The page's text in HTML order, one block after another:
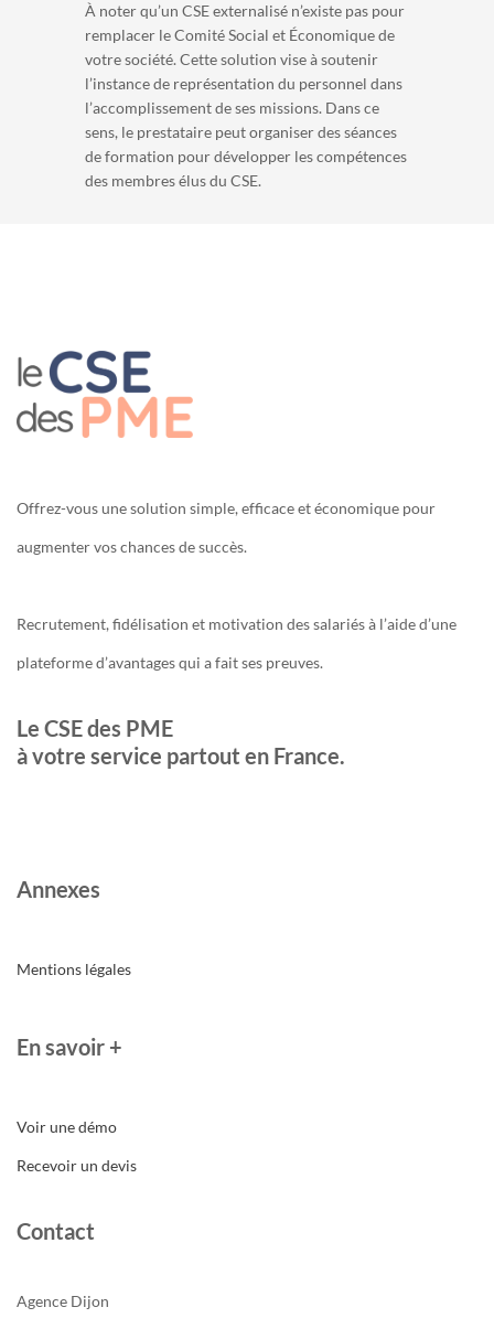
À noter qu’un CSE externalisé n’existe pas pour
remplacer le Comité Social et Économique de
votre société. Cette solution vise à soutenir
l’instance de représentation du personnel dans
l’accomplissement de ses missions. Dans ce
sens, le prestataire peut organiser des séances
de formation pour développer les compétences
des membres élus du CSE.
Offrez-vous une solution simple, efficace et économique pour
augmenter vos chances de succès.
Recrutement, fidélisation et motivation des salariés à l’aide d’une
plateforme d’avantages qui a fait ses preuves.
Le CSE des PME
à votre service partout en France.
Annexes
Mentions légales
En savoir +
Voir une démo
Recevoir un devis
Contact
Agence Dijon